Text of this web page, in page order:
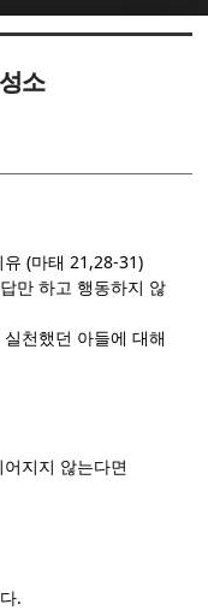
소
유(마태 21,28-31)
만 하고 행동하지 않
천했던 아들에 대해
지지 않는다면
.
5
5
5
5